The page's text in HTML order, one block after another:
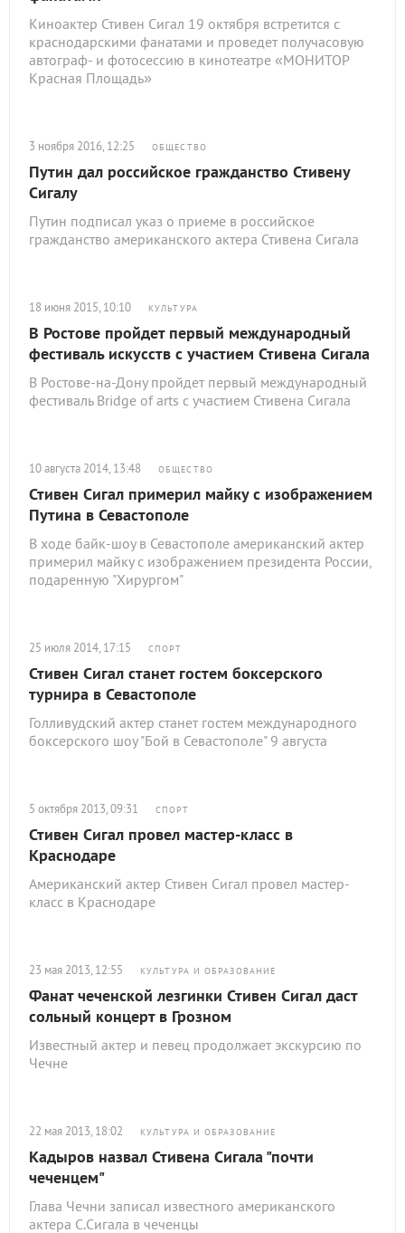
Киноактер Стивен Сигал 19 октября встретится с
краснодарскими фанатами и проведет получасовую
автограф- и фотосессию в кинотеатре «МОНИТОР
Красная Площадь»
3 ноября 2016, 12:25 ОБЩЕСТВО
Путин дал российское гражданство Стивену
Сигалу
Путин подписал указ о приеме в российское
гражданство американского актера Стивена Сигала
18 июня 2015, 10:10 КУЛЬТУРА
В Ростове пройдет первый международный
фестиваль искусств с участием Стивена Сигала
В Ростове-на-Дону пройдет первый международный
фестиваль Bridge of arts с участием Стивена Сигала
10 августа 2014, 13:48 ОБЩЕСТВО
Стивен Сигал примерил майку с изображением
Путина в Севастополе
В ходе байк-шоу в Севастополе американский актер
примерил майку с изображением президента России,
подаренную "Хирургом"
25 июля 2014, 17:15 СПОРТ
Стивен Сигал станет гостем боксерского
турнира в Севастополе
Голливудский актер станет гостем международного
боксерского шоу "Бой в Севастополе" 9 августа
5 октября 2013, 09:31 СПОРТ
Стивен Сигал провел мастер-класс в
Краснодаре
Американский актер Стивен Сигал провел мастер-
класс в Краснодаре
23 мая 2013, 12:55 КУЛЬТУРА И ОБРАЗОВАНИЕ
Фанат чеченской лезгинки Стивен Сигал даст
сольный концерт в Грозном
Известный актер и певец продолжает экскурсию по
Чечне
22 мая 2013, 18:02 КУЛЬТУРА И ОБРАЗОВАНИЕ
Кадыров назвал Стивена Сигала "почти
чеченцем"
Глава Чечни записал известного американского
актера С.Сигала в чеченцы